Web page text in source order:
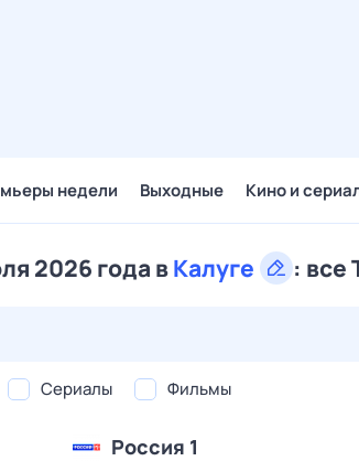
недели Выходные Кино и
2026 года вКалуге : все
Сериалы Фильмы
Россия 1